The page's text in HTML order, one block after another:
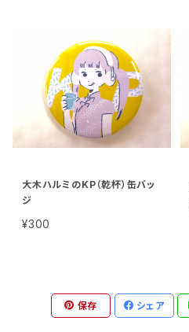
大木ハルミのKP（乾杯）缶バッ
ジ
¥300
保存 シェア